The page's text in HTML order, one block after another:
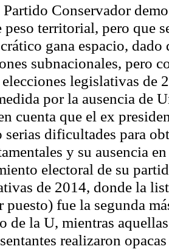
Conservador
peso territorial, pero que
gana espacio, dado
subnacionales, pero
elecciones legislativas de
por la ausencia de
cuenta que el ex
serias dificultades para
y su ausencia
electoral de su
de 2014, donde la
puesto) fue la segunda
de la U, mientras
realizaron